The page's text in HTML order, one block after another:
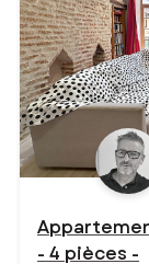
- 4 pièces -